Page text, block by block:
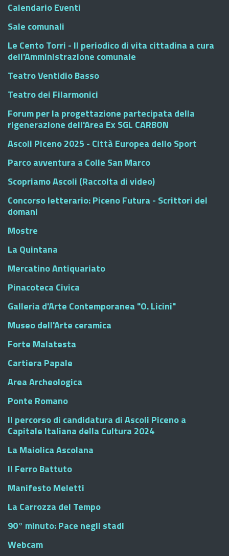
Calendario Eventi
Sale comunali
Le Cento Torri - Il periodico di vita cittadina a cura
dell'Amministrazione comunale
Teatro Ventidio Basso
Teatro dei Filarmonici
Forum per la progettazione partecipata della
rigenerazione dell'Area Ex SGL CARBON
Ascoli Piceno 2025 - Città Europea dello Sport
Parco avventura a Colle San Marco
Scopriamo Ascoli (Raccolta di video)
Concorso letterario: Piceno Futura - Scrittori del
domani
Mostre
La Quintana
Mercatino Antiquariato
Pinacoteca Civica
Galleria d'Arte Contemporanea "O. Licini"
Museo dell'Arte ceramica
Forte Malatesta
Cartiera Papale
Area Archeologica
Ponte Romano
Il percorso di candidatura di Ascoli Piceno a
Capitale Italiana della Cultura 2024
La Maiolica Ascolana
Il Ferro Battuto
Manifesto Meletti
La Carrozza del Tempo
90° minuto: Pace negli stadi
Webcam